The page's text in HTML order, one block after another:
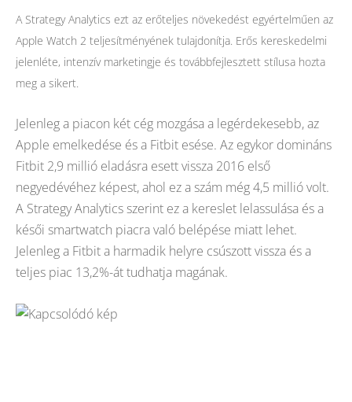
A Strategy Analytics ezt az erőteljes növekedést egyértelműen az
Apple Watch 2 teljesítményének tulajdonítja. Erős kereskedelmi
jelenléte, intenzív marketingje és továbbfejlesztett stílusa hozta
meg a sikert.
Jelenleg a piacon két cég mozgása a legérdekesebb, az
Apple emelkedése és a Fitbit esése. Az egykor domináns
Fitbit 2,9 millió eladásra esett vissza 2016 első
negyedévéhez képest, ahol ez a szám még 4,5 millió volt.
A Strategy Analytics szerint ez a kereslet lelassulása és a
késői smartwatch piacra való belépése miatt lehet.
Jelenleg a Fitbit a harmadik helyre csúszott vissza és a
teljes piac 13,2%-át tudhatja magának.